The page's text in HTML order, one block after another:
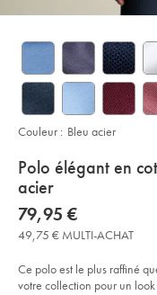
details
about
product:
Polo élégant en
acier
Details
https://www.charlestyrwhitt.com/fr/
%C3%A9l%C3%A9gant-
en-
coton-
manches-
longues-
-
now
79,95
€
79,95 €
49,75 € MULTI-ACHAT
Ce polo est le plus raffiné
votre collection pour un
Couleur : Bleu acier